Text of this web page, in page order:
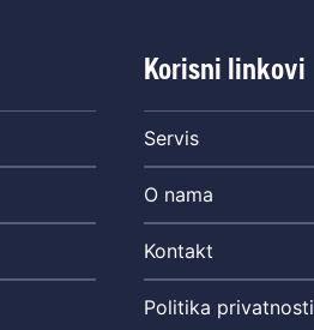
Korisni linkovi
Servis
O nama
Kontakt
Politika privatnosti